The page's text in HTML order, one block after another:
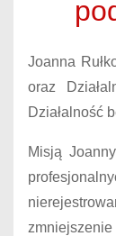
Joanna
oraz
Działalność
Misją
zmniejszenie